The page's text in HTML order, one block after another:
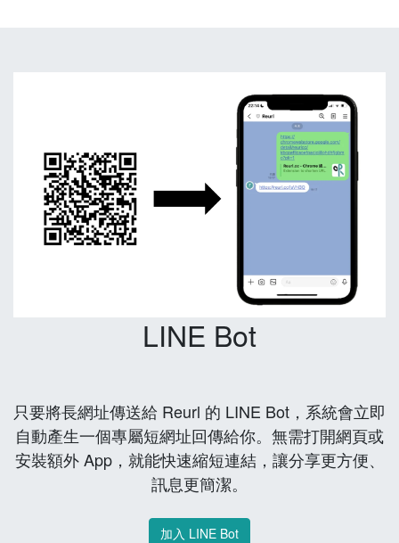
LINE Bot
只要將長網址傳送給 Reurl 的 LINE Bot，系統會立即
自動產生一個專屬短網址回傳給你。無需打開網頁或
安裝額外 App，就能快速縮短連結，讓分享更方便、
訊息更簡潔。
加入 LINE Bot